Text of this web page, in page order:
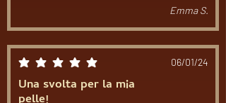
Emma S.
la valutazione media è 5 su 5 06/01/24
Una svolta per la mia